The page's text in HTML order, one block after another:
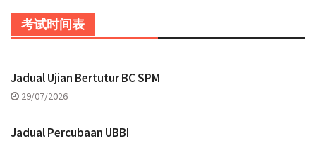
考试时间表
Jadual Ujian Bertutur BC SPM
29/07/2026
Jadual Percubaan UBBI